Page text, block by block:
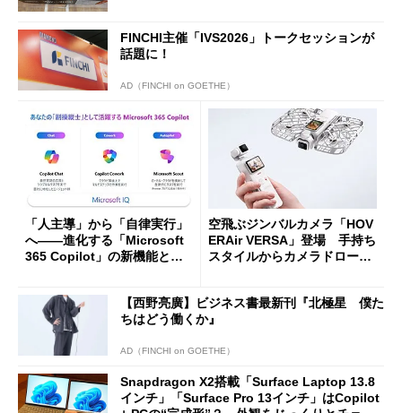
FINCHI主催「IVS2026」トークセッションが
話題に！
AD（FINCHI on GOETHE）
「人主導」から「自律実行」
へ――進化する「Microsoft
365 Copilot」の新機能とエ
空飛ぶジンバルカメラ「HOV
ERAir VERSA」登場 手持ち
スタイルからカメラドローン
【西野亮廣】ビジネス書最新刊『北極星 僕た
ちはどう働くか』
AD（FINCHI on GOETHE）
Snapdragon X2搭載「Surface Laptop 13.8
インチ」「Surface Pro 13インチ」はCopilot